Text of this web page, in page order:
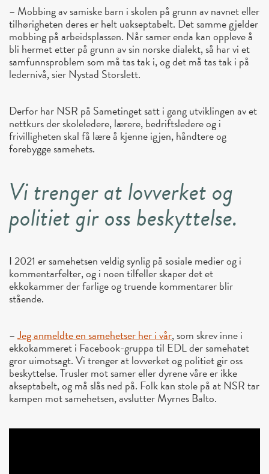
– Mobbing av samiske barn i skolen på grunn av navnet eller
tilhørigheten deres er helt uakseptabelt. Det samme gjelder
mobbing på arbeidsplassen. Når samer enda kan oppleve å
bli hermet etter på grunn av sin norske dialekt, så har vi et
samfunnsproblem som må tas tak i, og det må tas tak i på
ledernivå, sier Nystad Storslett.
Derfor har NSR på Sametinget satt i gang utviklingen av et
nettkurs der skoleledere, lærere, bedriftsledere og i
frivilligheten skal få lære å kjenne igjen, håndtere og
forebygge samehets.
Vi trenger at lovverket og
politiet gir oss beskyttelse.
I 2021 er samehetsen veldig synlig på sosiale medier og i
kommentarfelter, og i noen tilfeller skaper det et
ekkokammer der farlige og truende kommentarer blir
stående.
–Jeg anmeldte en samehetser her i vår, som skrev inne i
ekkokammeret i Facebook-gruppa til EDL der samehatet
gror uimotsagt. Vi trenger at lovverket og politiet gir oss
beskyttelse. Trusler mot samer eller dyrene våre er ikke
akseptabelt, og må slås ned på. Folk kan stole på at NSR tar
kampen mot samehetsen, avslutter Myrnes Balto.